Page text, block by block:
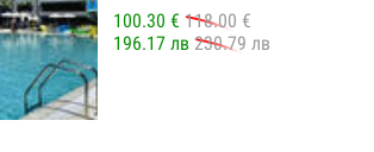
100.30 € 118.00 €
196.17 лв 230.79 лв